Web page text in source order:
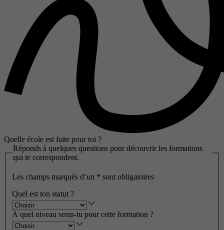
Quelle école est faite pour toi ?
Réponds à quelques questions pour découvrir les formations
qui te correspondent.
Les champs marqués d’un * sont obligatoires
Quel est ton statut ?
À quel niveau seras-tu pour cette formation ?